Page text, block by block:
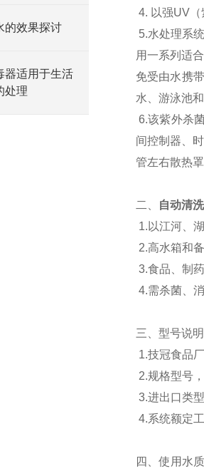
的效果探讨
器适用于生活
处理
4. 以强UV
5.水处理系
用一系列适
免受由水携
水、游泳池
6.该紫外杀
间控制器、
管左右散热
二、
自动清
1.以江河、
2.高水箱和
3.食品、制
4.需杀菌、
三、 型号说
1.技冠食品
2.规格型号
3.进出口类
4.系统额定
四、使用水